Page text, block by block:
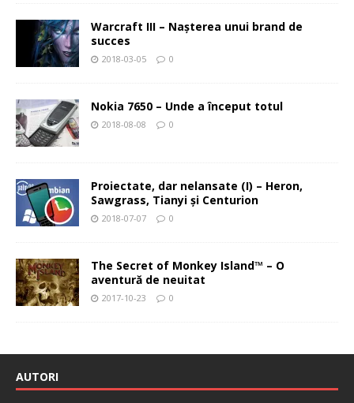
Warcraft III – Naşterea unui brand de
succes
2018-03-05 0
Nokia 7650 – Unde a început totul
2018-08-08 0
Proiectate, dar nelansate (I) – Heron,
Sawgrass, Tianyi şi Centurion
2018-07-07 0
The Secret of Monkey Island™ – O
aventură de neuitat
2017-10-23 0
AUTORI